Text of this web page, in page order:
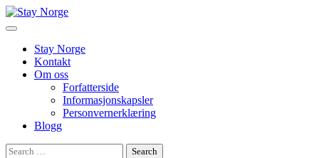
Skip
to
Stay Norge
Kontakt
Om oss
Forfatterside
Informasjonskapsler
Personvernerklæring
Blogg
Search